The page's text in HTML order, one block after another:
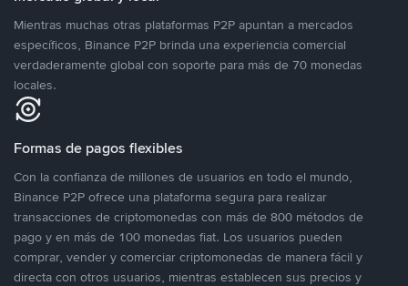
Mientras muchas otras plataformas P2P apuntan a mercados
específicos, Binance P2P brinda una experiencia comercial
verdaderamente global con soporte para más de 70 monedas
locales.
Formas de pagos flexibles
Con la confianza de millones de usuarios en todo el mundo,
Binance P2P ofrece una plataforma segura para realizar
transacciones de criptomonedas con más de 800 métodos de
pago y en más de 100 monedas fiat. Los usuarios pueden
comprar, vender y comerciar criptomonedas de manera fácil y
directa con otros usuarios, mientras establecen sus precios y